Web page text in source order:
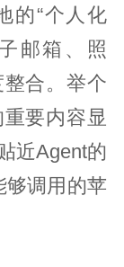
的“个人化
邮箱、照
合。举个
要内容显
近Agent的
够调用的苹